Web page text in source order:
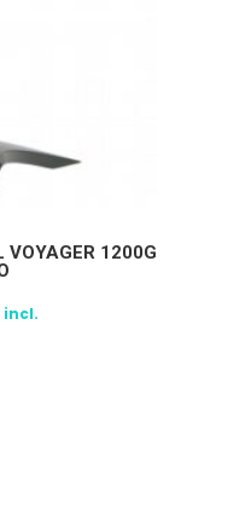
VOYAGER 1200G
incl.